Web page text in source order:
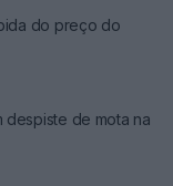
do preço do
despiste de mota na